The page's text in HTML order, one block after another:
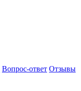
Вопрос-ответ Отзывы